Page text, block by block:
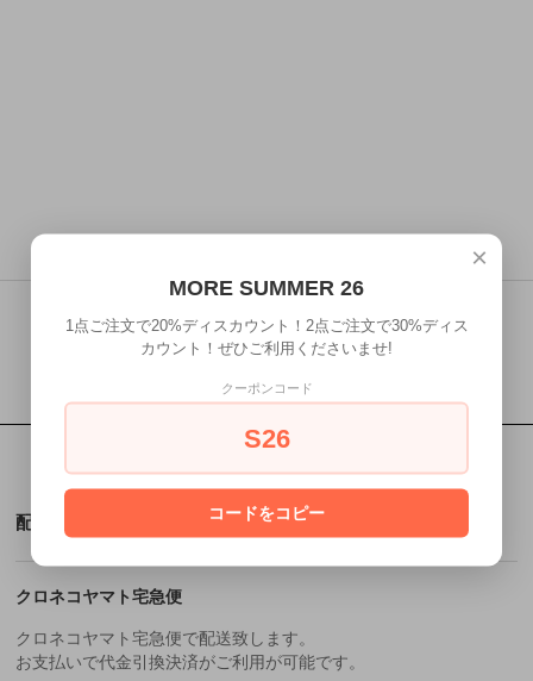
配送・送料
クロネコヤマト宅急便
クロネコヤマト宅急便で配送致します。
お支払いで代金引換決済がご利用が可能です。
×
MORE SUMMER 26
1点ご注文で20%ディスカウント！2点ご注文で30%ディス
カウント！ぜひご利用くださいませ!
クーポンコード
S26
コードをコピー